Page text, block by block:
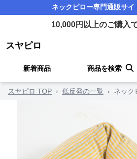
ネックピロー専門通販サイ
10,000円以上のご購入
スヤピロ
新着商品 商品を検索
スヤピロ TOP › 低反発の一覧 › ネック